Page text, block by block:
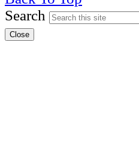
Search
Close